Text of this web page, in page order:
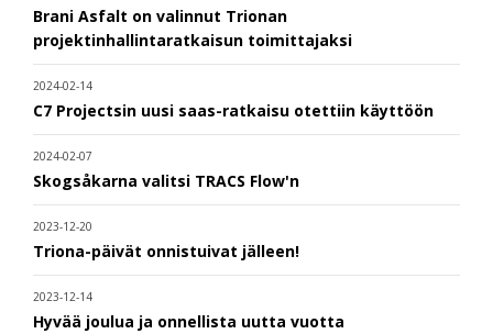
Brani Asfalt on valinnut Trionan
projektinhallintaratkaisun toimittajaksi
2024-02-14
C7 Projectsin uusi saas-ratkaisu otettiin käyttöön
2024-02-07
Skogsåkarna valitsi TRACS Flow'n
2023-12-20
Triona-päivät onnistuivat jälleen!
2023-12-14
Hyvää joulua ja onnellista uutta vuotta